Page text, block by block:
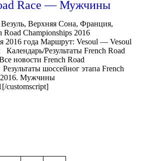
Race — Мужчины
Верхняя Сона, Франция,
Championships 2016
2016 года Маршрут: Vesoul — Vesoul
Результаты French Road
новости French Road
шоссейног этапа French
2016. Мужчины
customscript]